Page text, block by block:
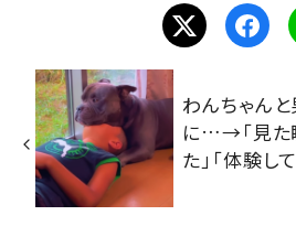
わんちゃん
に…→「見た
た」「体験し